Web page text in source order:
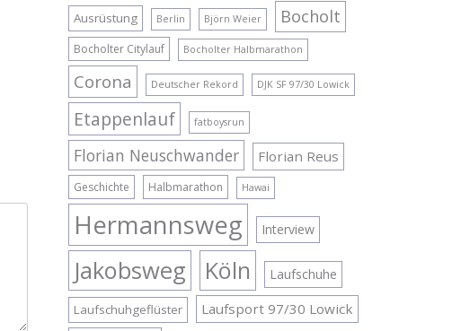
Ausrüstung Berlin Björn Weier Bocholt
Bocholter Citylauf Bocholter Halbmarathon
Corona Deutscher Rekord DJK SF 97/30 Lowick
Etappenlauf fatboysrun
Florian Neuschwander Florian Reus
Geschichte Halbmarathon Hawai
Hermannsweg Interview
Jakobsweg Köln Laufschuhe
Laufschuhgeflüster Laufsport 97/30 Lowick